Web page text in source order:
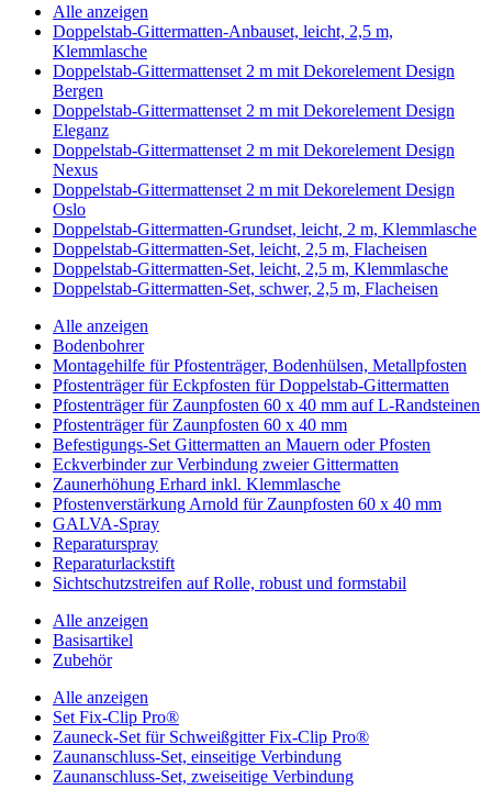
Alle anzeigen
Doppelstab-Gittermatten-Anbauset, leicht, 2,5 m,
Klemmlasche
Doppelstab-Gittermattenset 2 m mit Dekorelement Design
Bergen
Doppelstab-Gittermattenset 2 m mit Dekorelement Design
Eleganz
Doppelstab-Gittermattenset 2 m mit Dekorelement Design
Nexus
Doppelstab-Gittermattenset 2 m mit Dekorelement Design
Oslo
Doppelstab-Gittermatten-Grundset, leicht, 2 m, Klemmlasche
Doppelstab-Gittermatten-Set, leicht, 2,5 m, Flacheisen
Doppelstab-Gittermatten-Set, leicht, 2,5 m, Klemmlasche
Doppelstab-Gittermatten-Set, schwer, 2,5 m, Flacheisen
Alle anzeigen
Bodenbohrer
Montagehilfe für Pfostenträger, Bodenhülsen, Metallpfosten
Pfostenträger für Eckpfosten für Doppelstab-Gittermatten
Pfostenträger für Zaunpfosten 60 x 40 mm auf L-Randsteinen
Pfostenträger für Zaunpfosten 60 x 40 mm
Befestigungs-Set Gittermatten an Mauern oder Pfosten
Eckverbinder zur Verbindung zweier Gittermatten
Zaunerhöhung Erhard inkl. Klemmlasche
Pfostenverstärkung Arnold für Zaunpfosten 60 x 40 mm
GALVA-Spray
Reparaturspray
Reparaturlackstift
Sichtschutzstreifen auf Rolle, robust und formstabil
Alle anzeigen
Basisartikel
Zubehör
Alle anzeigen
Set Fix-Clip Pro®
Zauneck-Set für Schweißgitter Fix-Clip Pro®
Zaunanschluss-Set, einseitige Verbindung
Zaunanschluss-Set, zweiseitige Verbindung